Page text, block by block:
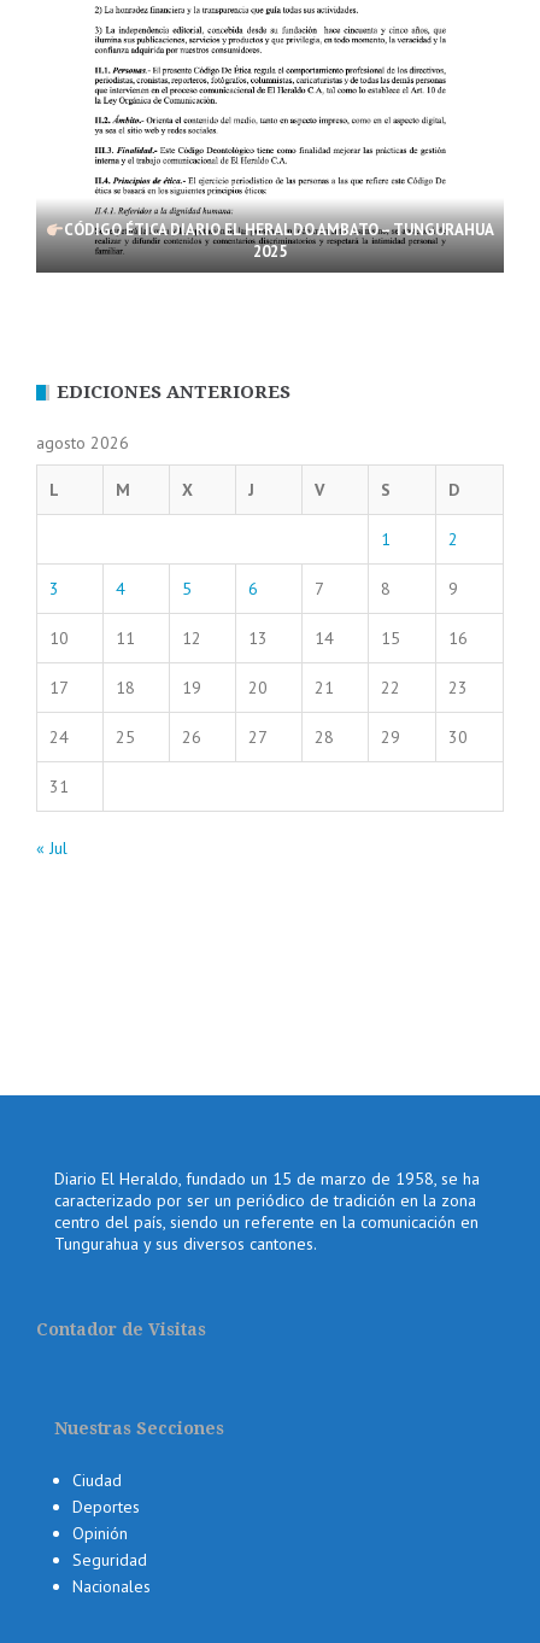
CÓDIGO ÉTICA DIARIO EL HERALDO AMBATO – TUNGURAHUA
2025
EDICIONES ANTERIORES
agosto 2026
L M X J V S D
1 2
3 4 5 6 7 8 9
10 11 12 13 14 15 16
17 18 19 20 21 22 23
24 25 26 27 28 29 30
31
« Jul
Diario El Heraldo, fundado un 15 de marzo de 1958, se ha
caracterizado por ser un periódico de tradición en la zona
centro del país, siendo un referente en la comunicación en
Tungurahua y sus diversos cantones.
Contador de Visitas
Nuestras Secciones
Ciudad
Deportes
Opinión
Seguridad
Nacionales